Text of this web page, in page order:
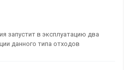
запустит в эксплуатацию два
данного типа отходов